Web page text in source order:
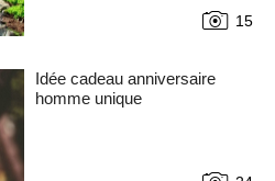
15
Idée cadeau anniversaire
homme unique